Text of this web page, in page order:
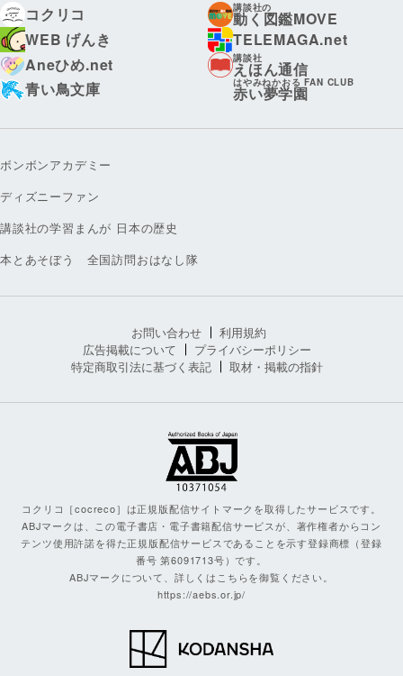
コクリコ
講談社の
動く図鑑MOVE
WEB げんき
TELEMAGA.net
Aneひめ.net
講談社
えほん通信
青い鳥文庫
はやみねかおる FAN CLUB
赤い夢学園
ボンボンアカデミー
ディズニーファン
講談社の学習まんが 日本の歴史
本とあそぼう 全国訪問おはなし隊
お問い合わせ
利用規約
広告掲載について
プライバシーポリシー
特定商取引法に基づく表記
取材・掲載の指針
コクリコ［cocreco］は正規版配信サイトマークを取得したサービスです。
ABJマークは、この電子書店・電子書籍配信サービスが、著作権者からコン
テンツ使用許諾を得た正規版配信サービスであることを示す登録商標（登録
番号 第6091713号）です。
ABJマークについて、詳しくはこちらを御覧ください。
https://aebs.or.jp/